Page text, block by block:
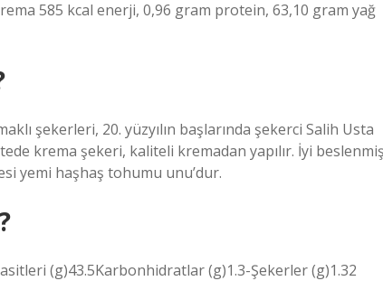
585 kcal enerji, 0,96 gram protein, 63,10 gram yağ
şekerleri, 20. yüzyılın başlarında şekerci Salih Usta
krema şekeri, kaliteli kremadan yapılır. İyi
yemi haşhaş tohumu unu’dur.
(g)43.5Karbonhidratlar (g)1.3-Şekerler (g)1.32